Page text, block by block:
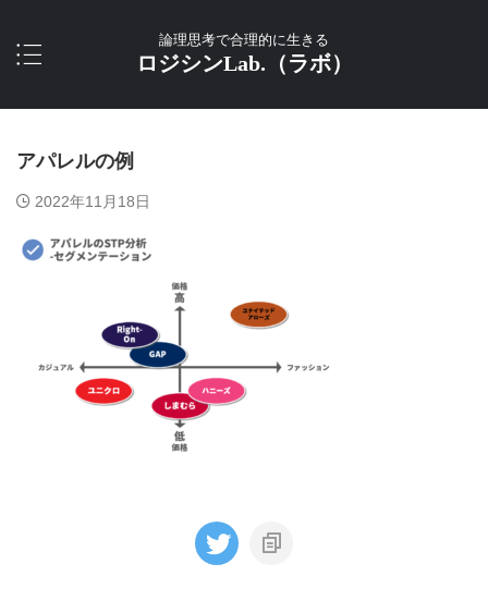
論理思考で合理的に生きる
ロジシンLab.（ラボ）
アパレルの例
2022年11月18日